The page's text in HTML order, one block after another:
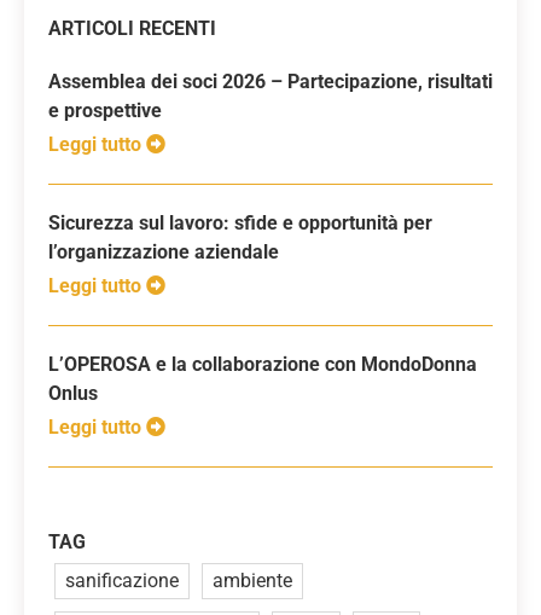
ARTICOLI RECENTI
Assemblea dei soci 2026 – Partecipazione, risultati
e prospettive
Leggi tutto
Sicurezza sul lavoro: sfide e opportunità per
l’organizzazione aziendale
Leggi tutto
L’OPEROSA e la collaborazione con MondoDonna
Onlus
Leggi tutto
TAG
sanificazione
ambiente